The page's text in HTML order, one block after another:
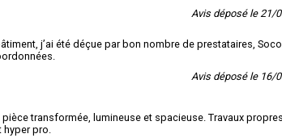
Avis déposé le 21/
j’ai été déçue par bon nombre de prestataires,
Avis déposé le 16/
transformée, lumineuse et spacieuse. Travaux propres,
pro.